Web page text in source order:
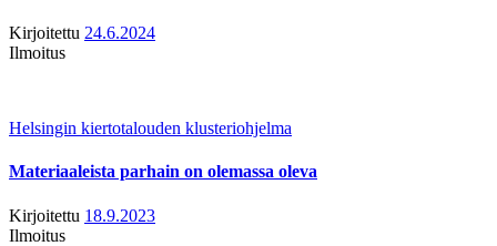
Kirjoitettu 24.6.2024
Ilmoitus
Helsingin kiertotalouden klusteriohjelma
Materiaaleista parhain on olemassa oleva
Kirjoitettu 18.9.2023
Ilmoitus